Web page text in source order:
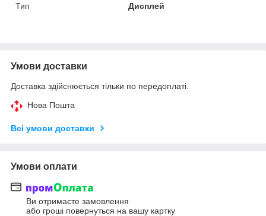
Тип Дисплей
Умови доставки
Доставка здійснюється тільки по передоплаті.
Нова Пошта
Всі умови доставки
Умови оплати
Ви отримаєте замовлення
або гроші повернуться на вашу картку